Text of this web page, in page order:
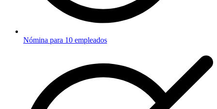
Nómina para 10 empleados